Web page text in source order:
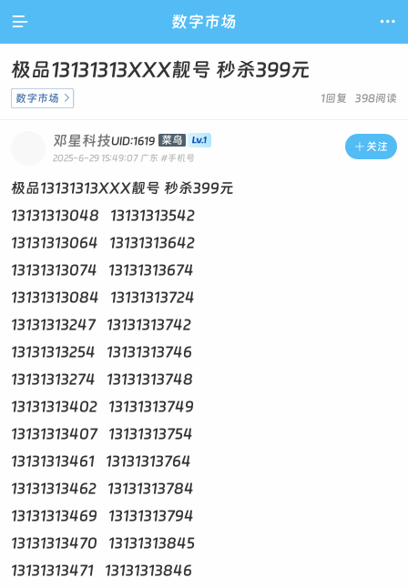
 数字市场 
极品13131313XXX靓号 秒杀399元
1回复 398阅读
数字市场 
 关注
邓星科技UID:1619 菜鸟
2025-6-29 15:49:07 广东 #手机号
极品13131313XXX靓号 秒杀399元
13131313048 13131313542
13131313064 13131313642
13131313074 13131313674
13131313084 13131313724
13131313247 13131313742
13131313254 13131313746
13131313274 13131313748
13131313402 13131313749
13131313407 13131313754
13131313461 13131313764
13131313462 13131313784
13131313469 13131313794
13131313470 13131313845
13131313471 13131313846